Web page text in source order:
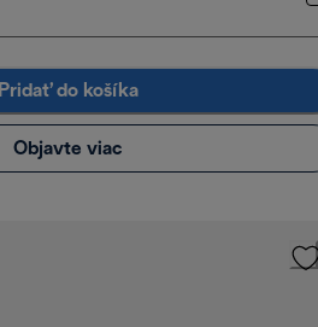
Pridať do košíka
Objavte viac